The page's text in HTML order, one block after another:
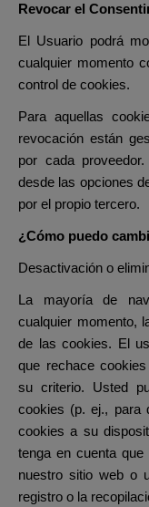
Revocar el
El Usuario podrá
cualquier momento
control de cookies.
Para aquellas
revocación están
por cada
desde las opciones
por el propio tercero.
¿Cómo puedo
Desactivación o
La mayoría de
cualquier momento,
de las cookies. El
que rechace
su criterio. Usted
cookies (p. ej., para
cookies a su
tenga en cuenta
nuestro sitio web o
registro o la